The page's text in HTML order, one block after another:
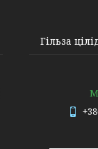
Гільза